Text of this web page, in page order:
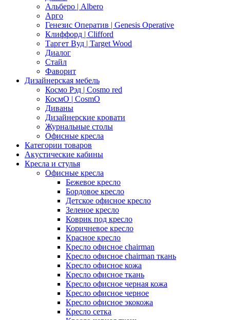
Альберо | Albero
Арго
Генезис Оператив | Genesis Operative
Клиффорд | Clifford
Таргет Вуд | Target Wood
Диалог
Стайл
Фаворит
Дизайнерская мебель
Космо Рэд | Cosmo red
КосмО | CosmO
Диваны
Дизайнерские кровати
Журнальные столы
Офисные кресла
Категории товаров
Акустические кабины
Кресла и стулья
Офисные кресла
Бежевое кресло
Бордовое кресло
Детское офисное кресло
Зеленое кресло
Коврик под кресло
Коричневое кресло
Красное кресло
Кресло офисное chairman
Кресло офисное chairman ткань
Кресло офисное кожа
Кресло офисное ткань
Кресло офисное черная кожа
Кресло офисное черное
Кресло офисное экокожа
Кресло сетка